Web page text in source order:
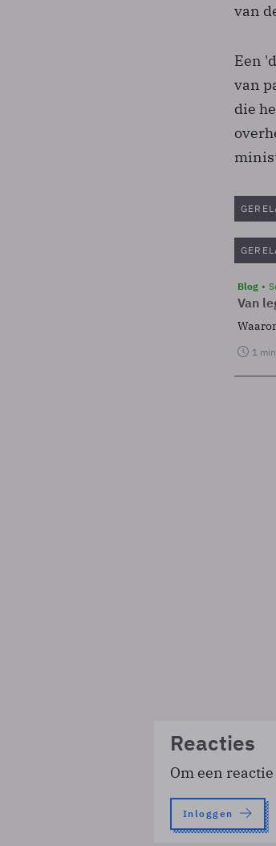
van
Een
van
die
Blog
Van
1 min
Reacties
Om een
Inloggen